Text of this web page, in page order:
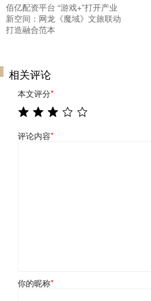
佰亿配资平台 “游戏+”打开产业
新空间：网龙《魔域》文旅联动
打造融合范本
相关评论
本文评分*
评论内容*
你的昵称*